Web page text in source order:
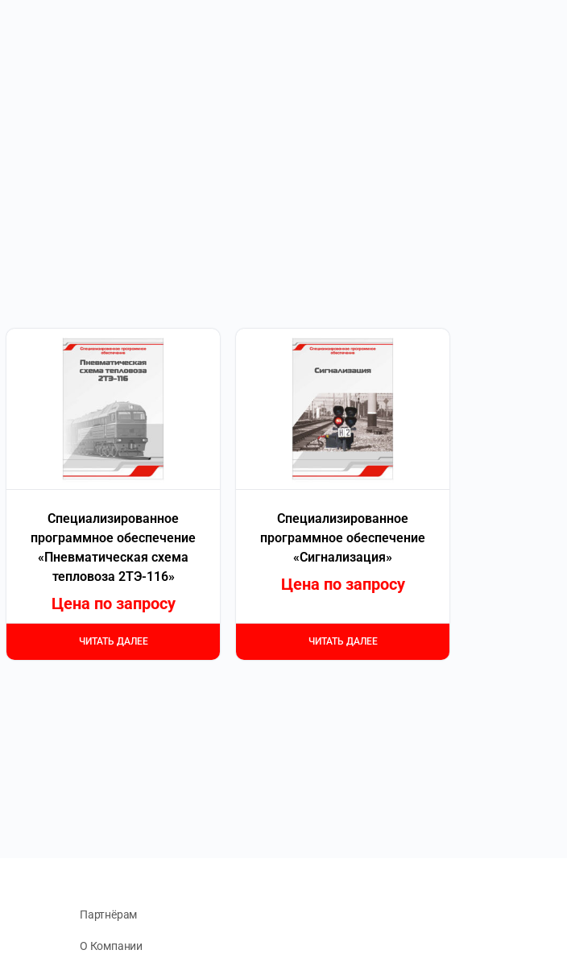
Специализированное
программное обеспечение
«Пневматическая схема
тепловоза 2ТЭ-116»
Цена по запросу
ЧИТАТЬ ДАЛЕЕ
Специализированное
программное обеспечение
«Сигнализация»
Цена по запросу
ЧИТАТЬ ДАЛЕЕ
Партнёрам
О Компании